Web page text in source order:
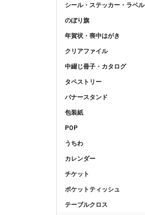
シール・ステッカー・ラベル
のぼり旗
年賀状・喪中はがき
クリアファイル
中綴じ冊子・カタログ
タペストリー
バナースタンド
包装紙
POP
うちわ
カレンダー
チケット
ポケットティッシュ
テーブルクロス